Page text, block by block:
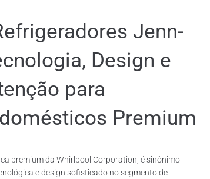
Jenn-
Design e
para
Premium
premium da Whirlpool Corporation, é sinônimo
e design sofisticado no segmento de